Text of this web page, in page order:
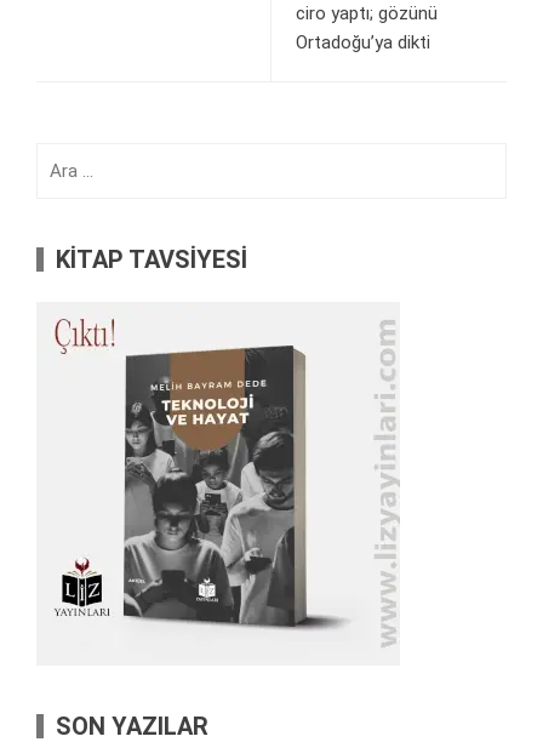
ciro yaptı; gözünü
Ortadoğu’ya dikti
KİTAP TAVSİYESİ
SON YAZILAR